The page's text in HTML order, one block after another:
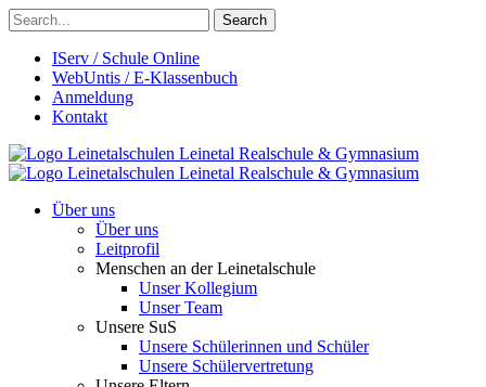
Search
IServ / Schule Online
WebUntis / E-Klassenbuch
Anmeldung
Kontakt
Leinetalschulen Leinetal Realschule & Gymnasium
Leinetalschulen Leinetal Realschule & Gymnasium
Über uns
Über uns
Leitprofil
Menschen an der Leinetalschule
Unser Kollegium
Unser Team
Unsere SuS
Unsere Schülerinnen und Schüler
Unsere Schülervertretung